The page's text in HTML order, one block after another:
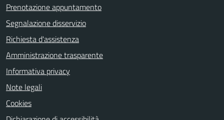
Prenotazione appuntamento
Segnalazione disservizio
Richiesta d'assistenza
Amministrazione trasparente
Informativa privacy
Note legali
Cookies